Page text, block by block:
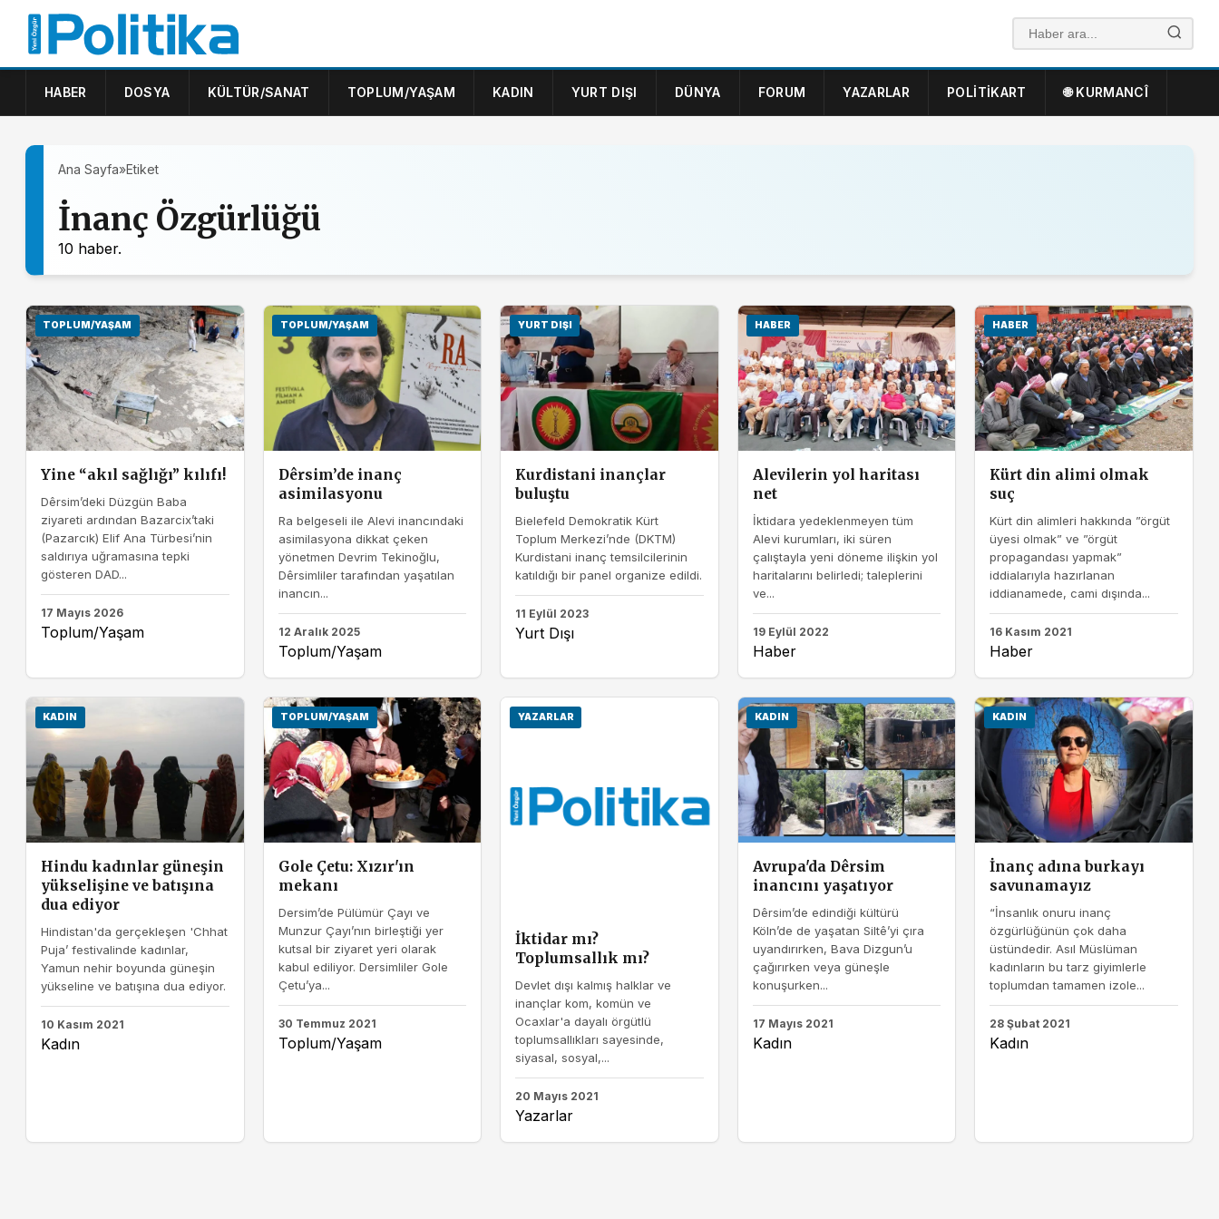
HABER DOSYA KÜLTÜR/SANAT TOPLUM/YAŞAM KADIN YURT DIŞI DÜNYA FORUM YAZARLAR POLITIKART 🌐 KURMANCÎ
Ana Sayfa»Etiket
İnanç Özgürlüğü
10 haber.
TOPLUM/YAŞAM
Yine “akıl sağlığı” kılıfı!
Dêrsim’deki Düzgün Baba
ziyareti ardından Bazarcix’taki
(Pazarcık) Elif Ana Türbesi’nin
saldırıya uğramasına tepki
gösteren DAD...
17 Mayıs 2026
Toplum/Yaşam
TOPLUM/YAŞAM
Dêrsim’de inanç
asimilasyonu
Ra belgeseli ile Alevi inancındaki
asimilasyona dikkat çeken
yönetmen Devrim Tekinoğlu,
Dêrsimliler tarafından yaşatılan
inancın...
12 Aralık 2025
Toplum/Yaşam
YURT DIŞI
Kurdistani inançlar
buluştu
Bielefeld Demokratik Kürt
Toplum Merkezi’nde (DKTM)
Kurdistani inanç temsilcilerinin
katıldığı bir panel organize edildi.
11 Eylül 2023
Yurt Dışı
HABER
Alevilerin yol haritası
net
İktidara yedeklenmeyen tüm
Alevi kurumları, iki süren
çalıştayla yeni döneme ilişkin yol
haritalarını belirledi; taleplerini
ve...
19 Eylül 2022
Haber
HABER
Kürt din alimi olmak
suç
Kürt din alimleri hakkında ”örgüt
üyesi olmak” ve ”örgüt
propagandası yapmak”
iddialarıyla hazırlanan
iddianamede, cami dışında...
16 Kasım 2021
Haber
KADIN
Hindu kadınlar güneşin
yükselişine ve batışına
dua ediyor
Hindistan'da gerçekleşen 'Chhat
Puja’ festivalinde kadınlar,
Yamun nehir boyunda güneşin
yükseline ve batışına dua ediyor.
10 Kasım 2021
Kadın
TOPLUM/YAŞAM
Gole Çetu: Xızır'ın
mekanı
Dersim’de Pülümür Çayı ve
Munzur Çayı’nın birleştiği yer
kutsal bir ziyaret yeri olarak
kabul ediliyor. Dersimliler Gole
Çetu’ya...
30 Temmuz 2021
Toplum/Yaşam
YAZARLAR
İktidar mı?
Toplumsallık mı?
Devlet dışı kalmış halklar ve
inançlar kom, komün ve
Ocaxlar'a dayalı örgütlü
toplumsallıkları sayesinde,
siyasal, sosyal,...
20 Mayıs 2021
Yazarlar
KADIN
Avrupa'da Dêrsim
inancını yaşatıyor
Dêrsim’de edindiği kültürü
Köln’de de yaşatan Siltê’yi çıra
uyandırırken, Bava Dizgun’u
çağırırken veya güneşle
konuşurken...
17 Mayıs 2021
Kadın
KADIN
İnanç adına burkayı
savunamayız
“İnsanlık onuru inanç
özgürlüğünün çok daha
üstündedir. Asıl Müslüman
kadınların bu tarz giyimlerle
toplumdan tamamen izole...
28 Şubat 2021
Kadın